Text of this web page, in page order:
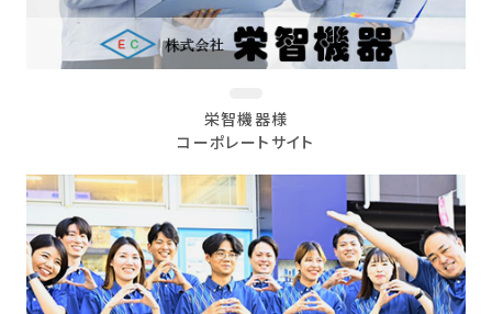
栄智機器様
コーポレートサイト